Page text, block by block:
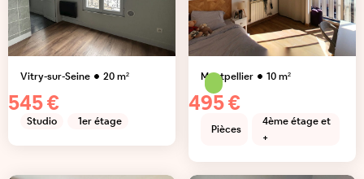
Vitry-sur-Seine 20m²
545 €
Studio 1er étage
Montpellier 10m²
495 €
Pièces
4ème étage et
+